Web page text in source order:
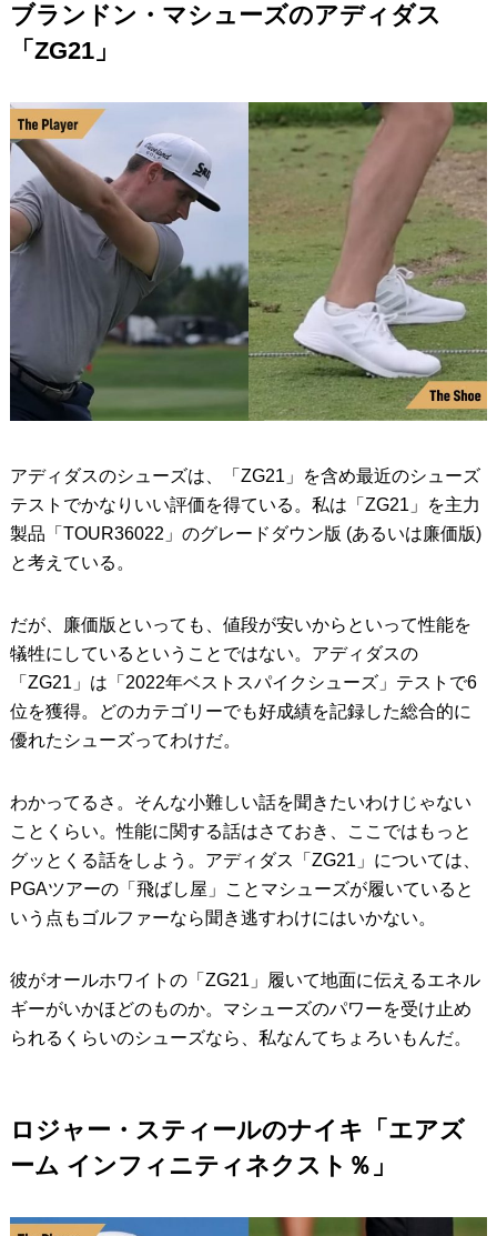
ブランドン・マシューズのアディダス
「ZG21」
アディダスのシューズは、「ZG21」を含め最近のシューズ
テストでかなりいい評価を得ている。私は「ZG21」を主力
製品「TOUR36022」のグレードダウン版 (あるいは廉価版)
と考えている。
だが、廉価版といっても、値段が安いからといって性能を
犠牲にしているということではない。アディダスの
「ZG21」は「2022年ベストスパイクシューズ」テストで6
位を獲得。どのカテゴリーでも好成績を記録した総合的に
優れたシューズってわけだ。
わかってるさ。そんな小難しい話を聞きたいわけじゃない
ことくらい。性能に関する話はさておき、ここではもっと
グッとくる話をしよう。アディダス「ZG21」については、
PGAツアーの「飛ばし屋」ことマシューズが履いていると
いう点もゴルファーなら聞き逃すわけにはいかない。
彼がオールホワイトの「ZG21」履いて地面に伝えるエネル
ギーがいかほどのものか。マシューズのパワーを受け止め
られるくらいのシューズなら、私なんてちょろいもんだ。
ロジャー・スティールのナイキ「エアズ
ーム インフィニティネクスト％」